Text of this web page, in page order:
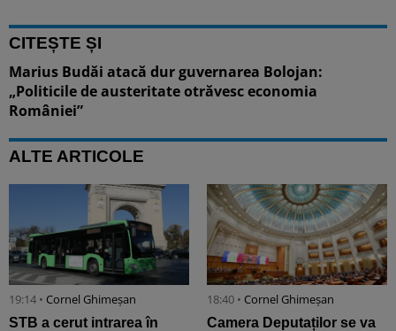
CITEȘTE ȘI
Marius Budăi atacă dur guvernarea Bolojan:
„Politicile de austeritate otrăvesc economia
României”
ALTE ARTICOLE
19:14 • Cornel Ghimeșan
STB a cerut intrarea în
18:40 • Cornel Ghimeșan
Camera Deputaților se va